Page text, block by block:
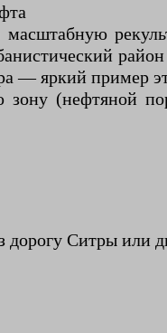
— яркий пример
зону (нефтяной
Ситры или